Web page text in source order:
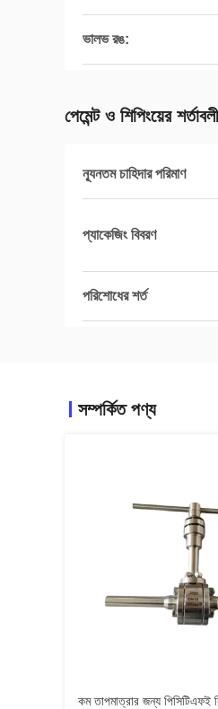
ভালভ রঙ:
পেমেন্ট ও শিপিংয়ের শর্তাবলী
ন্যূনতম চাহিদার পরিমাণ
প্যাকেজিং বিবরণ
পরিশোধের শর্ত
সম্পর্কিত পণ্য
কম তাপমাত্রার জন্য পিসিটিএফই